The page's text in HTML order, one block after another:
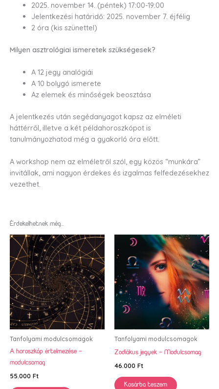
2025. november 14. (péntek) 17:00-19:00
Jelentkezési határidő: 2025. november 7. éjfélig
2 óra (kis szünettel)
Milyen asztrológiai ismeretek szükségesek?
A 12 jegy analógiái
A 10 bolygó ismerete
Az elemek és minőségek beosztása
A jelentkezés után segédanyagot kapsz az elméleti
háttérről, illetve a két példahoroszkópot is
tanulmányozhatod még a gyakorló óra előtt.
A workshop nem az elméletről szól, egy közös “munkára”
invitállak, ami nagyon érdekes és izgalmas felfedezésekhez
vezethet.
Érdekelhetnek még…
Tanfolyami modulcsomagok
A horoszkóp értelmezése –
modulcsomag
55.000 Ft
Tanfolyami modulcsomagok
Zodiákus jegyek – Modulcsomag
46.000 Ft
Kosárba teszem